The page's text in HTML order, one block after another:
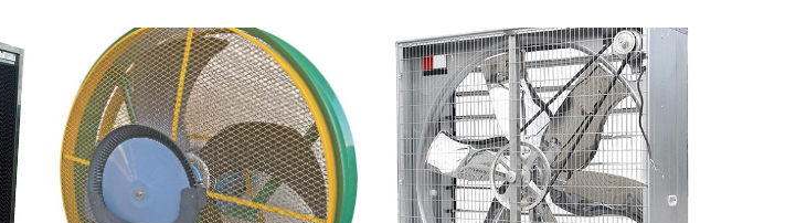
MAIS INFORMAÇÕES MAIS INFORMAÇÕES